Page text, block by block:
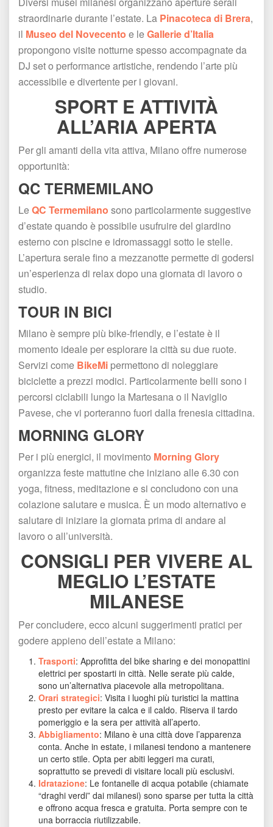
traordinarie durante l’estate. La Pinacoteca di Brera,
il Museo del Novecento e le Gallerie d’Italia
propongono visite notturne spesso accompagnate da
DJ set o performance artistiche, rendendo l’arte più
accessibile e divertente per i giovani.
SPORT E ATTIVITÀ
ALL’ARIA APERTA
Per gli amanti della vita attiva, Milano offre numerose
opportunità:
QC TERMEMILANO
Le QC Termemilano sono particolarmente suggestive
d’estate quando è possibile usufruire del giardino
esterno con piscine e idromassaggi sotto le stelle.
L’apertura serale fino a mezzanotte permette di godersi
un’esperienza di relax dopo una giornata di lavoro o
tudio.
TOUR IN BICI
Milano è sempre più bike-friendly, e l’estate è il
momento ideale per esplorare la città su due ruote.
Servizi come BikeMi permettono di noleggiare
biciclette a prezzi modici. Particolarmente belli sono i
percorsi ciclabili lungo la Martesana o il Naviglio
Pavese, che vi porteranno fuori dalla frenesia cittadina.
MORNING GLORY
Per i più energici, il movimento Morning Glory
organizza feste mattutine che iniziano alle 6.30 con
yoga, fitness, meditazione e si concludono con una
colazione salutare e musica. È un modo alternativo e
alutare di iniziare la giornata prima di andare al
lavoro o all’università.
CONSIGLI PER VIVERE AL
MEGLIO L’ESTATE
MILANESE
Per concludere, ecco alcuni suggerimenti pratici per
godere appieno dell’estate a Milano:
Trasporti: Approfitta del bike sharing e dei monopattini
elettrici per spostarti in città. Nelle serate più calde,
ono un’alternativa piacevole alla metropolitana.
Orari strategici: Visita i luoghi più turistici la mattina
presto per evitare la calca e il caldo. Riserva il tardo
pomeriggio e la sera per attività all’aperto.
Abbigliamento: Milano è una città dove l’apparenza
conta. Anche in estate, i milanesi tendono a mantenere
un certo stile. Opta per abiti leggeri ma curati,
oprattutto se prevedi di visitare locali più esclusivi.
Idratazione: Le fontanelle di acqua potabile (chiamate
“draghi verdi” dai milanesi) sono sparse per tutta la città
e offrono acqua fresca e gratuita. Porta sempre con te
una borraccia riutilizzabile.